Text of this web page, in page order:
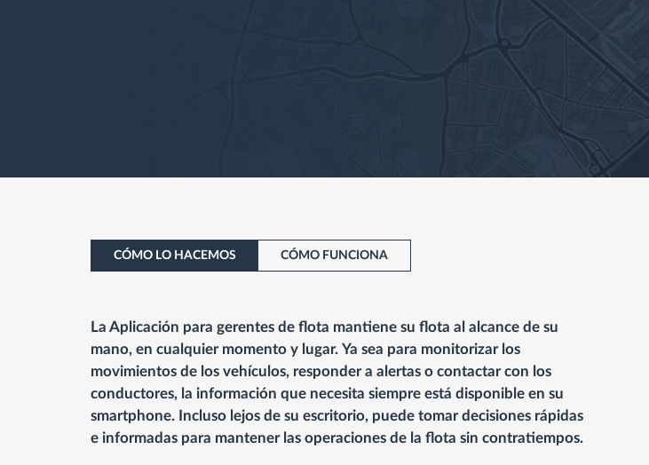
CÓMO LO HACEMOS CÓMO FUNCIONA
La Aplicación para gerentes de flota mantiene su flota al alcance de su
mano, en cualquier momento y lugar. Ya sea para monitorizar los
movimientos de los vehículos, responder a alertas o contactar con los
conductores, la información que necesita siempre está disponible en su
smartphone. Incluso lejos de su escritorio, puede tomar decisiones rápidas
e informadas para mantener las operaciones de la flota sin contratiempos.